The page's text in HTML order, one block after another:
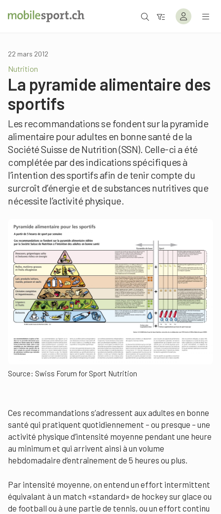
22 mars 2012
Nutrition
La pyramide alimentaire des
sportifs
Les recommandations se fondent sur la pyramide
alimentaire pour adultes en bonne santé de la
Société Suisse de Nutrition (SSN). Celle-ci a été
complétée par des indications spécifiques à
l’intention des sportifs afin de tenir compte du
surcroît d’énergie et de substances nutritives que
nécessite l’activité physique.
Source: Swiss Forum for Sport Nutrition
Ces recommandations s’adressent aux adultes en bonne
santé qui pratiquent quotidiennement – ou presque – une
activité physique d’intensité moyenne pendant une heure
au minimum et qui arrivent ainsi à un volume
hebdomadaire d’entraînement de 5 heures ou plus.
Par intensité moyenne, on entend un effort intermittent
équivalant à un match «standard» de hockey sur glace ou
de football ou à une partie de tennis, ou un effort continu